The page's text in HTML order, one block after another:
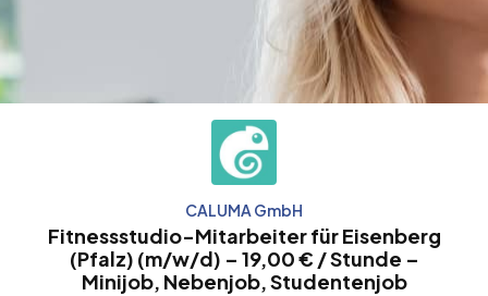
CALUMA GmbH
Fitnessstudio-Mitarbeiter für Eisenberg
(Pfalz) (m/w/d) – 19,00 € / Stunde –
Minijob, Nebenjob, Studentenjob